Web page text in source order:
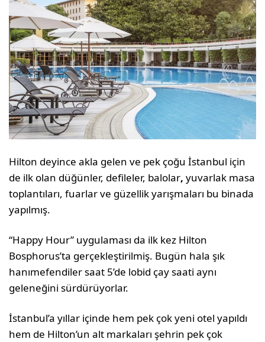
Hilton deyince akla gelen ve pek çoğu İstanbul için
de ilk olan düğünler, defileler, balolar,yuvarlak masa
toplantıları, fuarlar ve güzellik yarışmaları bu binada
yapılmış.
“Happy Hour” uygulaması da ilk kez Hilton
Bosphorus’ta gerçekleştirilmiş. Bugün hala şık
hanımefendiler saat 5’de lobid çay saati aynı
geleneğini sürdürüyorlar.
İstanbul’a yıllar içinde hem pek çok yeni otel yapıldı
hem de Hilton’un alt markaları şehrin pek çok